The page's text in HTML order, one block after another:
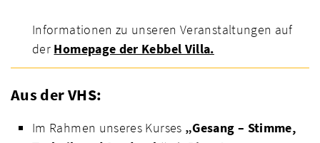
Informationen zu unseren Veranstaltungen auf
der Homepage der Kebbel Villa.
Aus der VHS:
Im Rahmen unseres Kurses „Gesang – Stimme,